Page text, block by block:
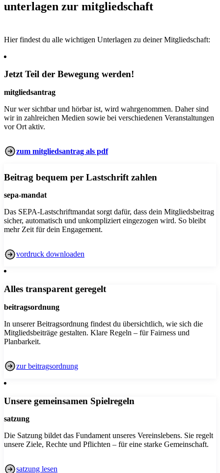
unterlagen zur mitgliedschaft
Hier findest du alle wichtigen Unterlagen zu deiner Mitgliedschaft:
Jetzt Teil der Bewegung werden!
mitgliedsantrag
Nur wer sichtbar und hörbar ist, wird wahrgenommen. Daher sind
wir in zahlreichen Medien sowie bei verschiedenen Veranstaltungen
vor Ort aktiv.
zum mitgliedsantrag als pdf
Beitrag bequem per Lastschrift zahlen
sepa-mandat
Das SEPA-Lastschriftmandat sorgt dafür, dass dein Mitgliedsbeitrag
sicher, automatisch und unkompliziert eingezogen wird. So bleibt
mehr Zeit für dein Engagement.
vordruck downloaden
Alles transparent geregelt
beitragsordnung
In unserer Beitragsordnung findest du übersichtlich, wie sich die
Mitgliedsbeiträge gestalten. Klare Regeln – für Fairness und
Planbarkeit.
zur beitragsordnung
Unsere gemeinsamen Spielregeln
satzung
Die Satzung bildet das Fundament unseres Vereinslebens. Sie regelt
unsere Ziele, Rechte und Pflichten – für eine starke Gemeinschaft.
satzung lesen